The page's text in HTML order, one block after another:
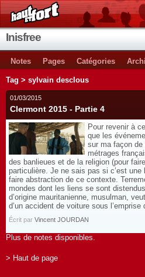
Inisfree
Notes Pages Catégories
Tag > sylvain desclous
01/03/2015
Clermont 2015 - Partie 4
Pour revenir à
que les
sur ma façon
métrages
des banlieues et de la religion (pour
particulière. Je ne sais pas si c’est une
faire abstraction de ce contexte.
mondes dont les liens se sont
d’origine mauritanienne, musulman,
d’un accident de voiture sous l’emprise
Écrit par Vincent JOURDAN
Plus de notes disponibles.
> Haut de page